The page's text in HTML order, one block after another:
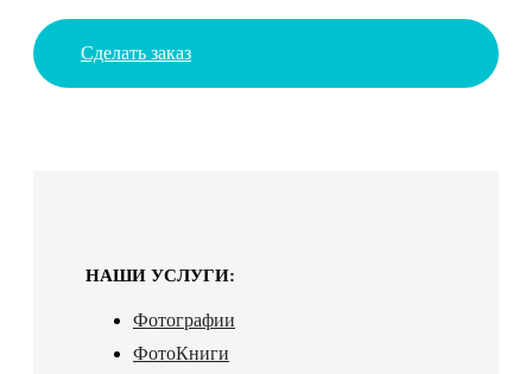
Сделать заказ
НАШИ УСЛУГИ:
Фотографии
ФотоКниги